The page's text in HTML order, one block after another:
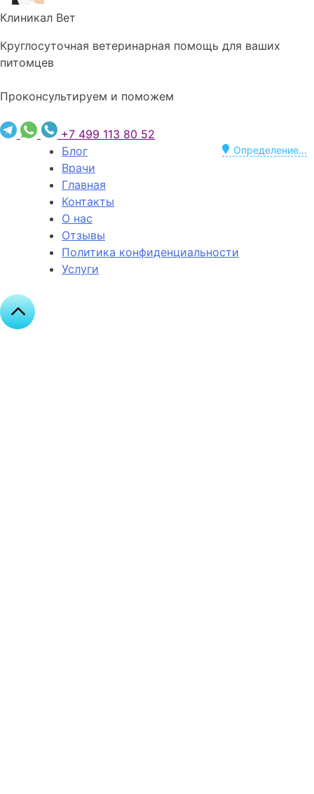
Клиникал Вет
Круглосуточная ветеринарная помощь для ваших
питомцев
Проконсультируем и поможем
+7 499 113 80 52
Определение...
Блог
Врачи
Главная
Контакты
О нас
Отзывы
Политика конфиденциальности
Услуги